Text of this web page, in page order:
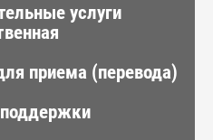
услуги
приема (перевода)